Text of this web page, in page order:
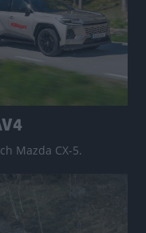
Mazda CX-5.